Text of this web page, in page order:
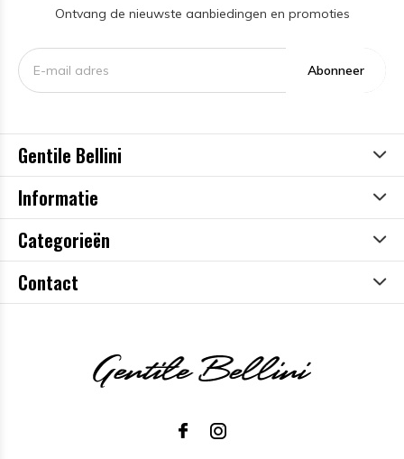
Ontvang de nieuwste aanbiedingen en promoties
Abonneer
Gentile Bellini
Informatie
Categorieën
Contact